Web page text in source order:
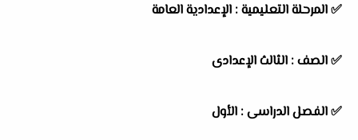
✅المرحلة التعليمية : الإعدادية العامة
✅الصف : الثالث الإعدادى
✅الفصل الدراسى : الأول